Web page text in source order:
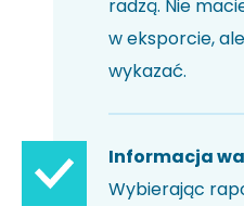
radzą. Nie
w eksporcie,
wykazać.
Informacja
Wybierając